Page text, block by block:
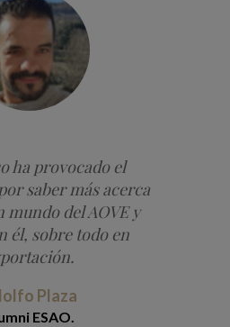
ha provocado el
saber más acerca
mundo del AOVE y
él, sobre todo en
Plaza
ESAO.